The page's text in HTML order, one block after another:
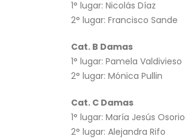
1° lugar: Nicolás Díaz
2° lugar: Francisco Sande
Cat. B Damas
1° lugar: Pamela Valdivieso
2° lugar: Mónica Pullin
Cat. C Damas
1° lugar: María Jesús Osorio
2° lugar: Alejandra Rifo